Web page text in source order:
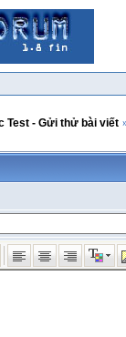
Test - Gửi thử bài viết